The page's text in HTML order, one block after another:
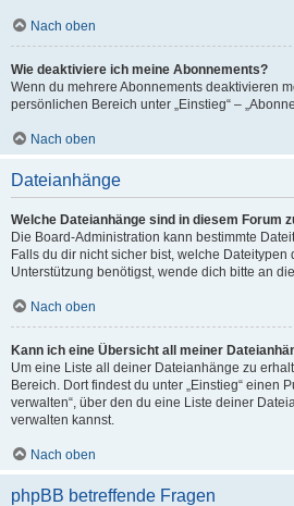
Nach oben
Wie deaktiviere ich meine Abonnements?
Wenn du mehrere Abonnements deaktivieren
persönlichen Bereich unter „Einstieg“ –
Nach oben
Dateianhänge
Welche Dateianhänge sind in diesem Forum
Die Board-Administration kann bestimmte
Falls du dir nicht sicher bist, welche
Unterstützung benötigst, wende dich bitte an
Nach oben
Kann ich eine Übersicht all meiner
Um eine Liste all deiner Dateianhänge zu
Bereich. Dort findest du unter „Einstieg“ einen
verwalten“, über den du eine Liste deiner
verwalten kannst.
Nach oben
phpBB betreffende Fragen